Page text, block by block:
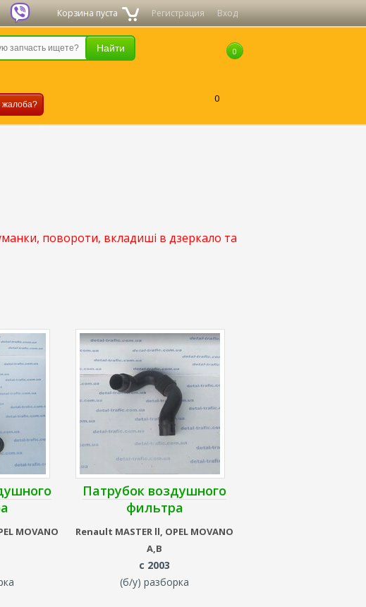
Регистрация Вход
Корзина пуста
жалоба?
0
0
повороти, вкладиші в дзеркало та
MOVANO
Патрубок воздушного
фильтра
Renault MASTER ll, OPEL MOVANO
A,B
с 2003
(б/у) разборка